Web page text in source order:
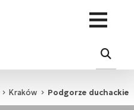
Kraków Podgorze duchackie